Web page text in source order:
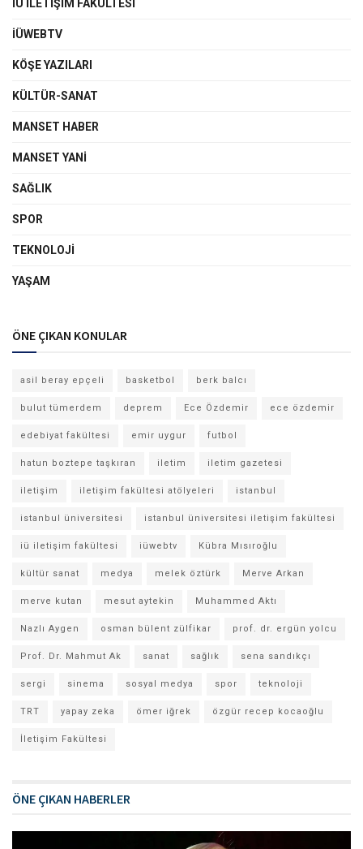
İÜ İLETIŞIM FAKÜLTESI
İÜWEBTV
KÖŞE YAZILARI
KÜLTÜR-SANAT
MANSET HABER
MANSET YANI
SAĞLIK
SPOR
TEKNOLOJI
YAŞAM
ÖNE ÇIKAN KONULAR
asil beray epçeli basketbol berk balcı
bulut tümerdem deprem Ece Özdemir ece özdemir
edebiyat fakültesi emir uygur futbol
hatun boztepe taşkıran iletim iletim gazetesi
iletişim iletişim fakültesi atölyeleri istanbul
istanbul üniversitesi istanbul üniversitesi iletişim fakültesi
iü iletişim fakültesi iüwebtv Kübra Mısıroğlu
kültür sanat medya melek öztürk Merve Arkan
merve kutan mesut aytekin Muhammed Aktı
Nazlı Aygen osman bülent zülfikar prof. dr. ergün yolcu
Prof. Dr. Mahmut Ak sanat sağlık sena sandıkçı
sergi sinema sosyal medya spor teknoloji
TRT yapay zeka ömer iğrek özgür recep kocaoğlu
İletişim Fakültesi
ÖNE ÇIKAN HABERLER